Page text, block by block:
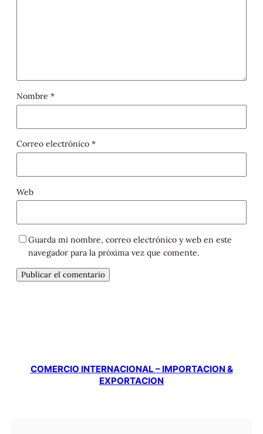
Nombre *
Correo electrónico *
Web
Guarda mi nombre, correo electrónico y web en este
navegador para la próxima vez que comente.
COMERCIO INTERNACIONAL – IMPORTACION &
EXPORTACION